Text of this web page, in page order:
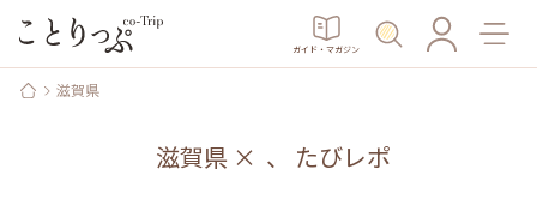
ガイド・マガジン
滋賀県
滋賀県 × 、 たびレポ